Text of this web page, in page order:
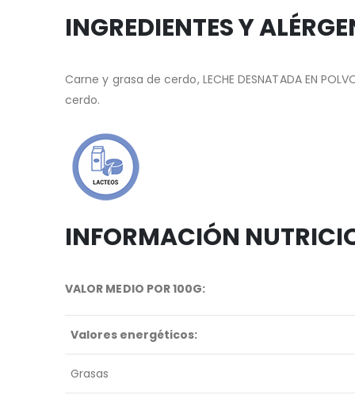
INGREDIENTES Y
Carne y grasa de cerdo, LECHE DESNATADA EN
cerdo.
INFORMACIÓN
VALOR MEDIO POR 100G:
Valores energéticos:
Grasas